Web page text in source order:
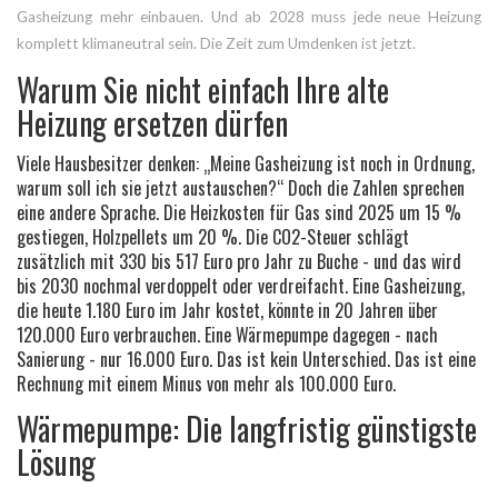
Gasheizung mehr einbauen. Und ab 2028 muss jede neue Heizung
komplett klimaneutral sein. Die Zeit zum Umdenken ist jetzt.
Warum Sie nicht einfach Ihre alte
Heizung ersetzen dürfen
Viele Hausbesitzer denken: „Meine Gasheizung ist noch in Ordnung,
warum soll ich sie jetzt austauschen?“ Doch die Zahlen sprechen
eine andere Sprache. Die Heizkosten für Gas sind 2025 um 15 %
gestiegen, Holzpellets um 20 %. Die CO2-Steuer schlägt
zusätzlich mit 330 bis 517 Euro pro Jahr zu Buche - und das wird
bis 2030 nochmal verdoppelt oder verdreifacht. Eine Gasheizung,
die heute 1.180 Euro im Jahr kostet, könnte in 20 Jahren über
120.000 Euro verbrauchen. Eine Wärmepumpe dagegen - nach
Sanierung - nur 16.000 Euro. Das ist kein Unterschied. Das ist eine
Rechnung mit einem Minus von mehr als 100.000 Euro.
Wärmepumpe: Die langfristig günstigste
Lösung